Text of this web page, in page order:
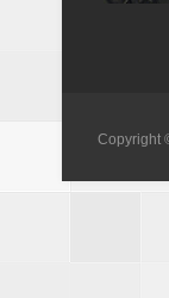
Copyright